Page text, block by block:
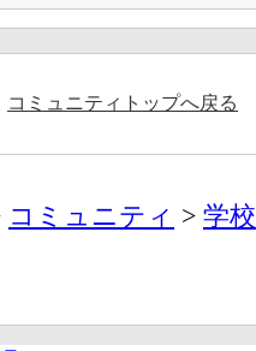
コミュニティトップへ戻る
コミュニティ 学校